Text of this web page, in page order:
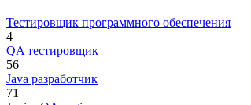
Тестировщик программного обеспечения
4
QA тестировщик
56
Java разработчик
71